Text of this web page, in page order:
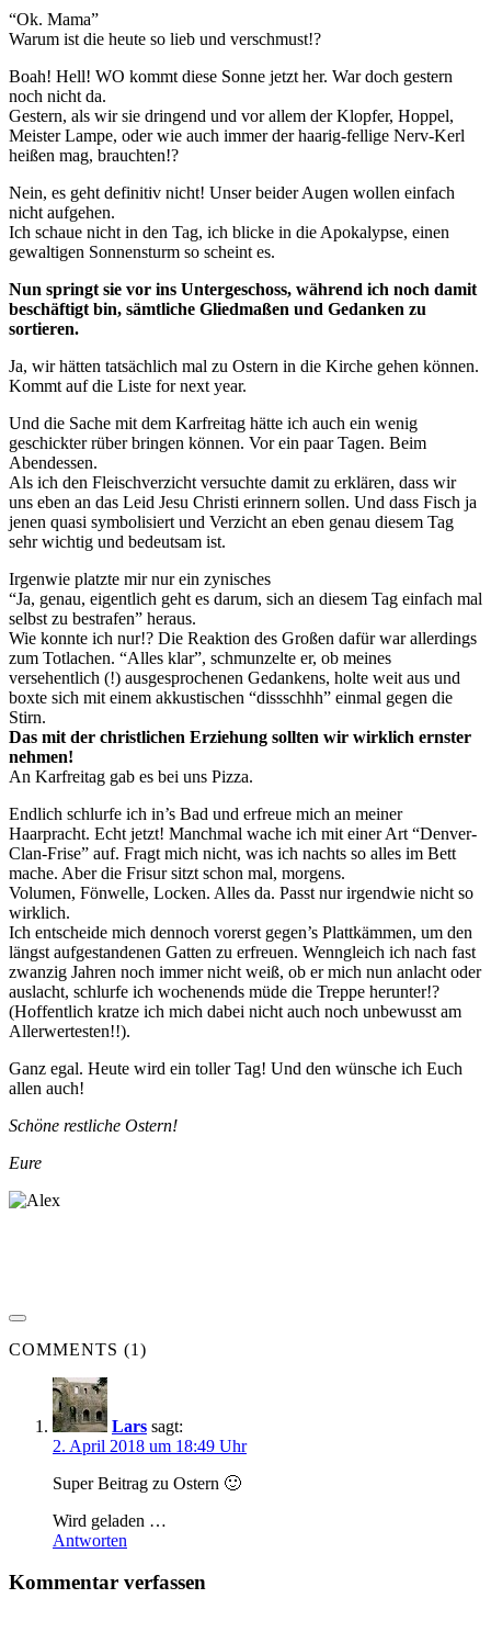
“Ok. Mama”
Warum ist die heute so lieb und verschmust!?
Boah! Hell! WO kommt diese Sonne jetzt her. War doch gestern
noch nicht da.
Gestern, als wir sie dringend und vor allem der Klopfer, Hoppel,
Meister Lampe, oder wie auch immer der haarig-fellige Nerv-Kerl
heißen mag, brauchten!?
Nein, es geht definitiv nicht! Unser beider Augen wollen einfach
nicht aufgehen.
Ich schaue nicht in den Tag, ich blicke in die Apokalypse, einen
gewaltigen Sonnensturm so scheint es.
Nun springt sie vor ins Untergeschoss, während ich noch damit
beschäftigt bin, sämtliche Gliedmaßen und Gedanken zu
sortieren.
Ja, wir hätten tatsächlich mal zu Ostern in die Kirche gehen können.
Kommt auf die Liste for next year.
Und die Sache mit dem Karfreitag hätte ich auch ein wenig
geschickter rüber bringen können. Vor ein paar Tagen. Beim
Abendessen.
Als ich den Fleischverzicht versuchte damit zu erklären, dass wir
uns eben an das Leid Jesu Christi erinnern sollen. Und dass Fisch ja
jenen quasi symbolisiert und Verzicht an eben genau diesem Tag
sehr wichtig und bedeutsam ist.
Irgenwie platzte mir nur ein zynisches
“Ja, genau, eigentlich geht es darum, sich an diesem Tag einfach mal
selbst zu bestrafen” heraus.
Wie konnte ich nur!? Die Reaktion des Großen dafür war allerdings
zum Totlachen. “Alles klar”, schmunzelte er, ob meines
versehentlich (!) ausgesprochenen Gedankens, holte weit aus und
boxte sich mit einem akkustischen “dissschhh” einmal gegen die
Stirn.
Das mit der christlichen Erziehung sollten wir wirklich ernster
nehmen!
An Karfreitag gab es bei uns Pizza.
Endlich schlurfe ich in’s Bad und erfreue mich an meiner
Haarpracht. Echt jetzt! Manchmal wache ich mit einer Art “Denver-
Clan-Frise” auf. Fragt mich nicht, was ich nachts so alles im Bett
mache. Aber die Frisur sitzt schon mal, morgens.
Volumen, Fönwelle, Locken. Alles da. Passt nur irgendwie nicht so
wirklich.
Ich entscheide mich dennoch vorerst gegen’s Plattkämmen, um den
längst aufgestandenen Gatten zu erfreuen. Wenngleich ich nach fast
zwanzig Jahren noch immer nicht weiß, ob er mich nun anlacht oder
auslacht, schlurfe ich wochenends müde die Treppe herunter!?
(Hoffentlich kratze ich mich dabei nicht auch noch unbewusst am
Allerwertesten!!).
Ganz egal. Heute wird ein toller Tag! Und den wünsche ich Euch
allen auch!
Schöne restliche Ostern!
Eure
COMMENTS (1)
Lars sagt:
2. April 2018 um 18:49 Uhr
Super Beitrag zu Ostern 🙂
Wird geladen …
Antworten
Kommentar verfassen